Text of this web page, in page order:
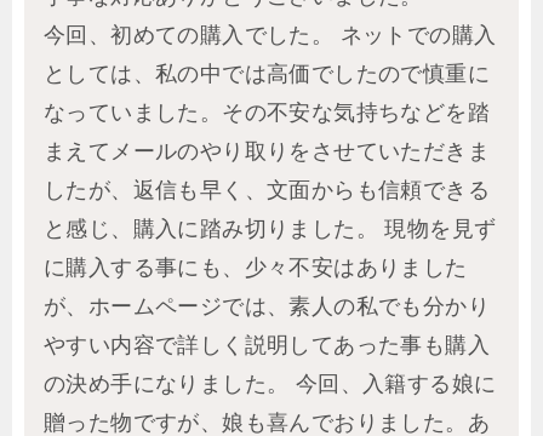
今回、初めての購入でした。 ネットでの購入
としては、私の中では高価でしたので慎重に
なっていました。その不安な気持ちなどを踏
まえてメールのやり取りをさせていただきま
したが、返信も早く、文面からも信頼できる
と感じ、購入に踏み切りました。 現物を見ず
に購入する事にも、少々不安はありました
が、ホームページでは、素人の私でも分かり
やすい内容で詳しく説明してあった事も購入
の決め手になりました。 今回、入籍する娘に
贈った物ですが、娘も喜んでおりました。あ